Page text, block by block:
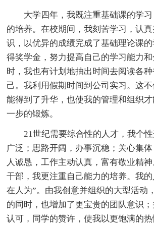
大学四年，我既注重基础课的学
的培养。在校期间，我刻苦学习，认
识，以优异的成绩完成了基础理论课
得奖学金，努力提高自己的学习能力
时，我也有计划地抽出时间去阅读各
己。我利用假期时间到公司实习。这
能得到了升华，也使我的管理和组织
一步的锻炼。
21世纪需要综合性的人才，我个
广泛；思路开阔，办事沉稳；关心集
人诚恳，工作主动认真，富有敬业精
干部，我更注重自己能力的培养。我
在人为”。由我创意并组织的大型活动
的同时，也增加了更宝贵的团队意识
认可，同学的赞许，使我以更饱满的